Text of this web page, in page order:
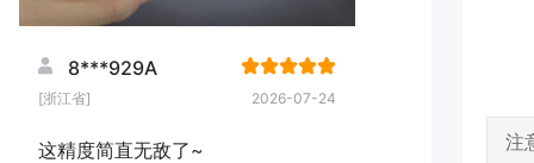
8***929A
[浙江省] 2026-07-24
这精度简直无敌了~ 注